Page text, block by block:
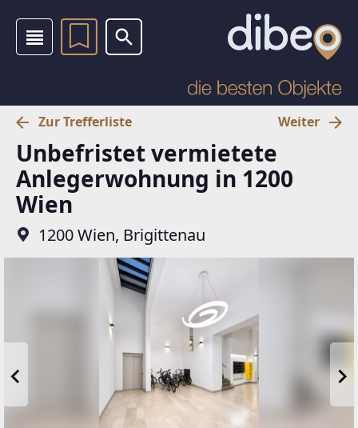
Zur Trefferliste Weiter
Unbefristet vermietete
Anlegerwohnung in 1200
Wien
1200 Wien, Brigittenau